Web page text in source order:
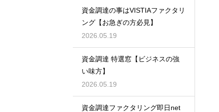
資金調達の事はVISTIAファクタリ
ング【お急ぎの方必見】
2026.05.19
資金調達 特選窓【ビジネスの強
い味方】
2026.05.19
資金調達ファクタリング即日net